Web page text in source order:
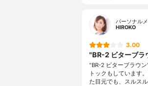
パーソナル
HlROKO
3.00
"BR-2 ビターブラ
"BR-2 ビターブラウ
トックもしています
た目元でも、スルス